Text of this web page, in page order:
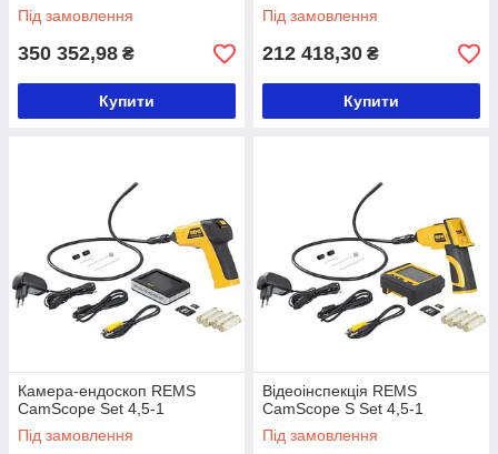
Під замовлення
350 352,98 ₴
Купити
Під замовлення
212 418,30 ₴
Купити
Камера-ендоскоп REMS
CamScope Set 4,5-1
Під замовлення
Відеоінспекція REMS
CamScope S Set 4,5-1
Під замовлення